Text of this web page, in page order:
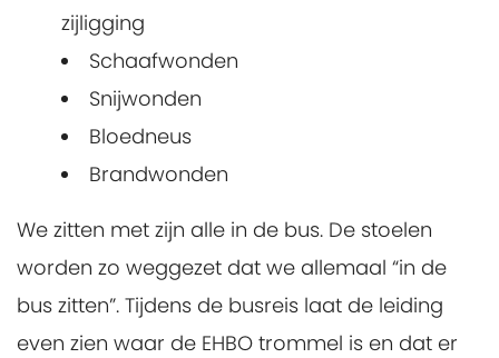
zijligging
Schaafwonden
Snijwonden
Bloedneus
Brandwonden
We zitten met zijn alle in de bus. De stoelen
worden zo weggezet dat we allemaal “in de
bus zitten”. Tijdens de busreis laat de leiding
even zien waar de EHBO trommel is en dat er